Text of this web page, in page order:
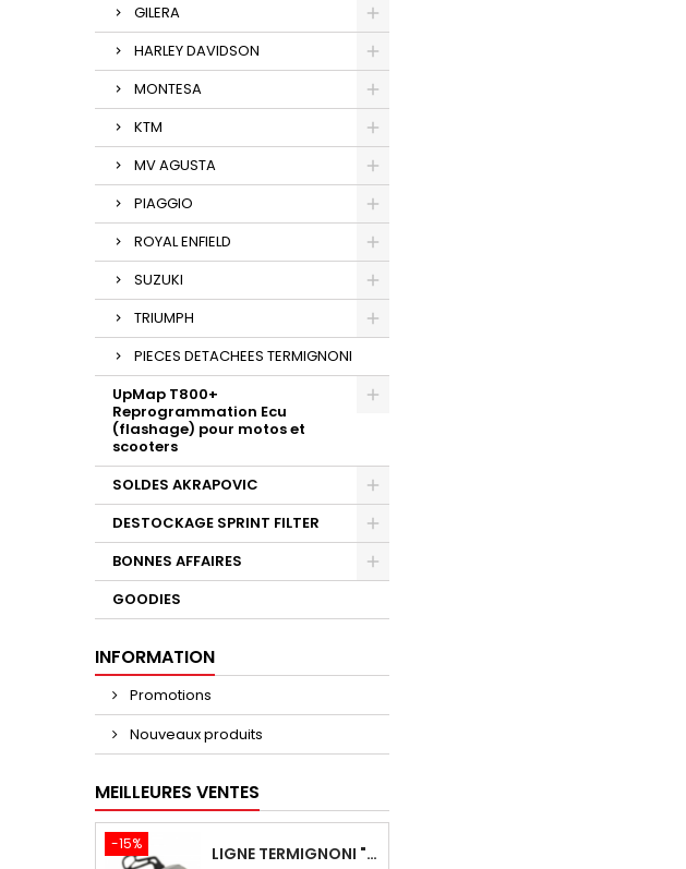
GILERA
HARLEY DAVIDSON
MONTESA
KTM
MV AGUSTA
PIAGGIO
ROYAL ENFIELD
SUZUKI
TRIUMPH
PIECES DETACHEES TERMIGNONI
UpMap T800+
Reprogrammation Ecu
(flashage) pour motos et
scooters
SOLDES AKRAPOVIC
DESTOCKAGE SPRINT FILTER
BONNES AFFAIRES
GOODIES
INFORMATION
Promotions
Nouveaux produits
MEILLEURES VENTES
-15% LIGNE TERMIGNONI "BLACK EDITION" CARBONE POUR YAMAHA TMAX 560 2020-2024